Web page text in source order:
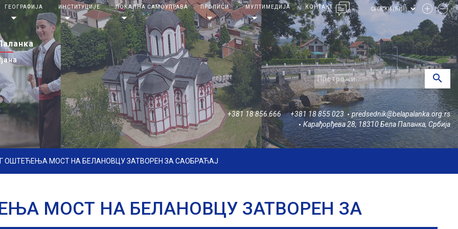
ГЕОГРАФИЈА
arrow_drop_down
ИНСТИТУЦИЈЕ
arrow_drop_down
ЛОКАЛНА САМОУПРАВА
arrow_drop_down
ПРОПИСИ
arrow_drop_down
МУЛТИМЕДИЈА
arrow_drop_down
КОНТАКТ
search
+381 18 856 666 +381 18 855 023
predsednik@belapalanka.org.rs
Карађорђева 28, 18310 Бела Паланка, Србија
ОШТЕЋЕЊА МОСТ НА БЕЛАНОВЦУ ЗАТВОРЕН ЗА САОБРАЋАЈ
МОСТ НА БЕЛАНОВЦУ ЗАТВОРЕН ЗА